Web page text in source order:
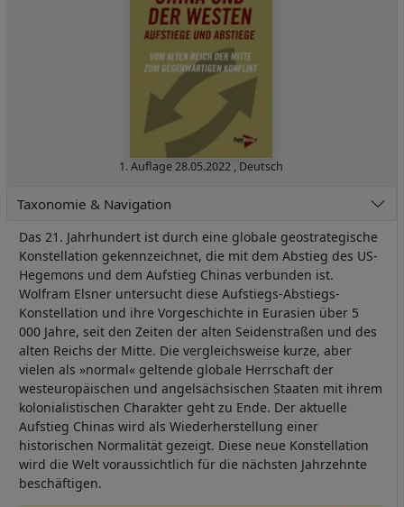
1. Auflage28.05.2022 , Deutsch
Taxonomie & Navigation
Das 21. Jahrhundert ist durch eine globale geostrategische
Konstellation gekennzeichnet, die mit dem Abstieg des US-
Hegemons und dem Aufstieg Chinas verbunden ist.
Wolfram Elsner untersucht diese Aufstiegs-Abstiegs-
Konstellation und ihre Vorgeschichte in Eurasien über 5
000 Jahre, seit den Zeiten der alten Seidenstraßen und des
alten Reichs der Mitte. Die vergleichsweise kurze, aber
vielen als »normal« geltende globale Herrschaft der
westeuropäischen und angelsächsischen Staaten mit ihrem
kolonialistischen Charakter geht zu Ende. Der aktuelle
Aufstieg Chinas wird als Wiederherstellung einer
historischen Normalität gezeigt. Diese neue Konstellation
wird die Welt voraussichtlich für die nächsten Jahrzehnte
beschäftigen.